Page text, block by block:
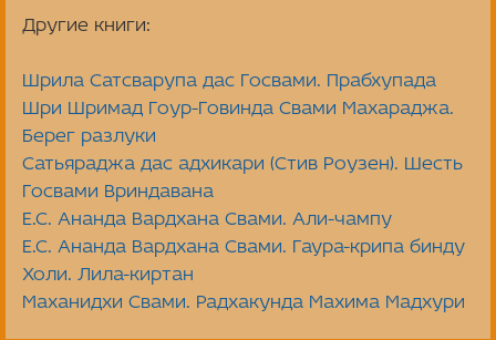
Другие книги:
Шрила Сатсварупа дас Госвами. Прабхупада
Шри Шримад Гоур-Говинда Свами Махараджа.
Берег разлуки
Сатьяраджа дас адхикари (Стив Роузен). Шесть
Госвами Вриндавана
Е.С. Ананда Вардхана Свами. Али-чампу
Е.С. Ананда Вардхана Свами. Гаура-крипа бинду
Холи. Лила-киртан
Маханидхи Свами. Радхакунда Махима Мадхури